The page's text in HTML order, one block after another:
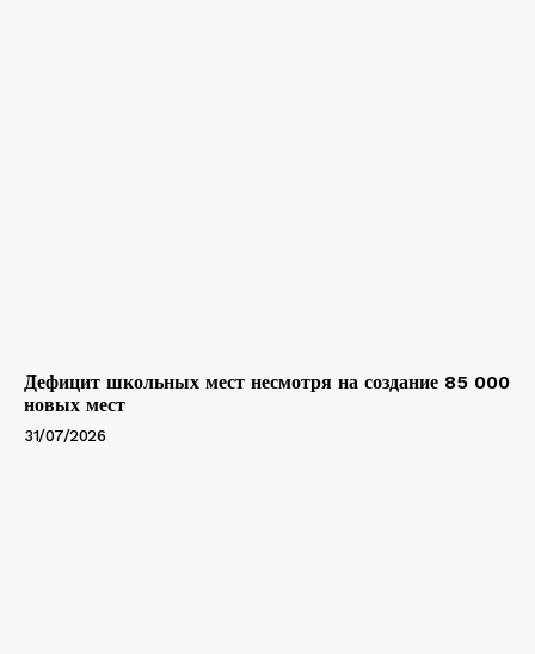
Дефицит школьных мест несмотря на создание 85 000
новых мест
31/07/2026